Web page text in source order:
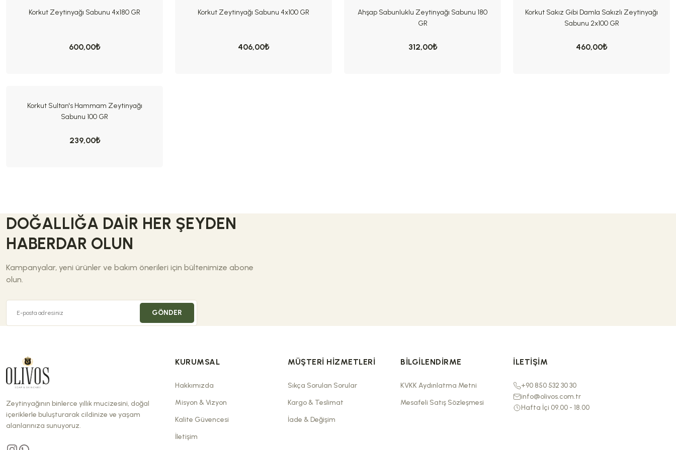
Korkut Zeytinyağı Sabunu 4x180 GR
600,00₺
Korkut Zeytinyağı Sabunu 4x100 GR
406,00₺
Ahşap Sabunluklu Zeytinyağı Sabunu 180
GR
312,00₺
Korkut Sakız Gibi Damla Sakızlı Zeytinyağı
Sabunu 2x100 GR
460,00₺
Korkut Sultan's Hammam Zeytinyağı
Sabunu 100 GR
239,00₺
DOĞALLIĞA DAIR HER ŞEYDEN
HABERDAR OLUN
Kampanyalar, yeni ürünler ve bakım önerileri için bültenimize abone
olun.
GÖNDER
Zeytinyağının binlerce yıllık mucizesini, doğal
içeriklerle buluşturarak cildinize ve yaşam
alanlarınıza sunuyoruz.
KURUMSAL
Hakkımızda
Misyon & Vizyon
Kalite Güvencesi
İletişim
MÜŞTERI HIZMETLERI
Sıkça Sorulan Sorular
Kargo & Teslimat
İade & Değişim
BILGILENDIRME
KVKK Aydınlatma Metni
Mesafeli Satış Sözleşmesi
İLETIŞIM
+90 850 532 30 30
info@olivos.com.tr
Hafta İçi 09.00 - 18.00